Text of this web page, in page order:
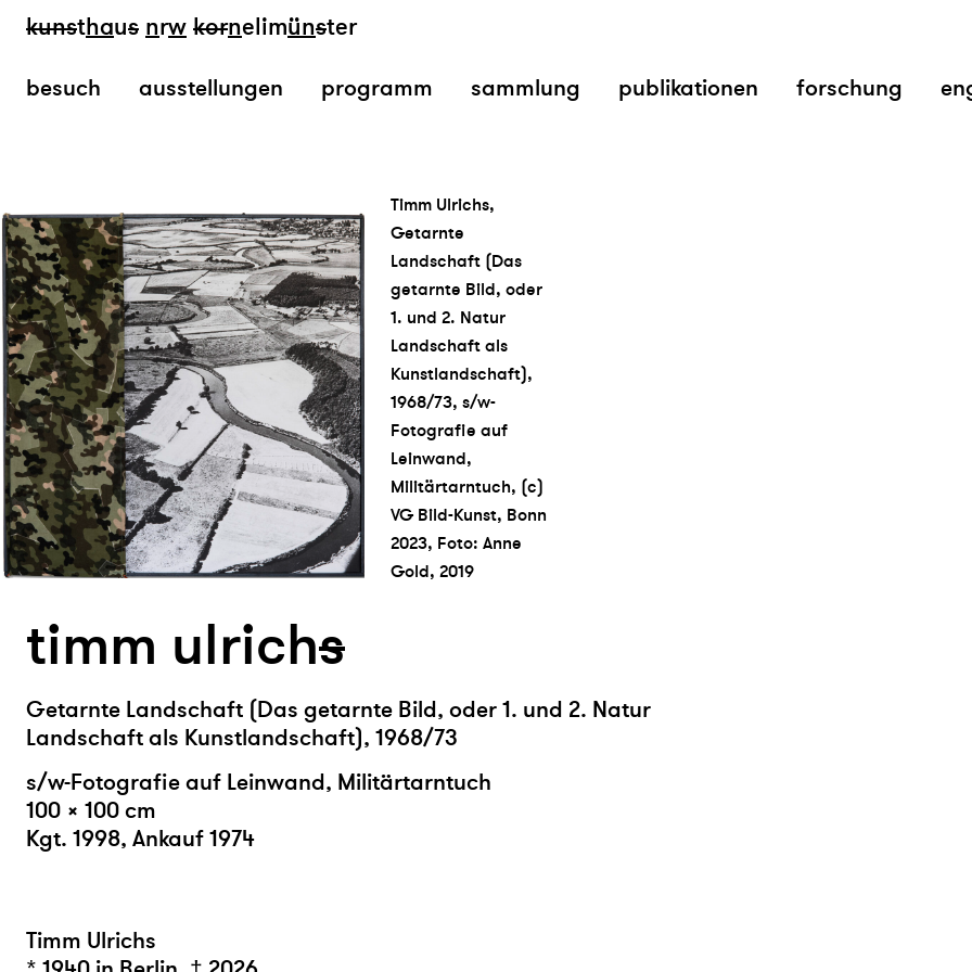
kunsthaus nrw kornelimünster
besuch ausstellungen programm sammlung publikationen forschung
Timm Ulrichs,
Getarnte
Landschaft (Das
getarnte Bild, oder
1. und 2. Natur
Landschaft als
Kunstlandschaft),
1968/73, s/w-
Fotografie auf
Leinwand,
Militärtarntuch, (c)
VG Bild-Kunst, Bonn
2023, Foto: Anne
Gold, 2019
timm ulrichs
Getarnte Landschaft (Das getarnte Bild, oder 1. und 2. Natur
Landschaft als Kunstlandschaft), 1968/73
s/w-Fotografie auf Leinwand, Militärtarntuch
100 × 100 cm
Kgt. 1998, Ankauf 1974
Timm Ulrichs